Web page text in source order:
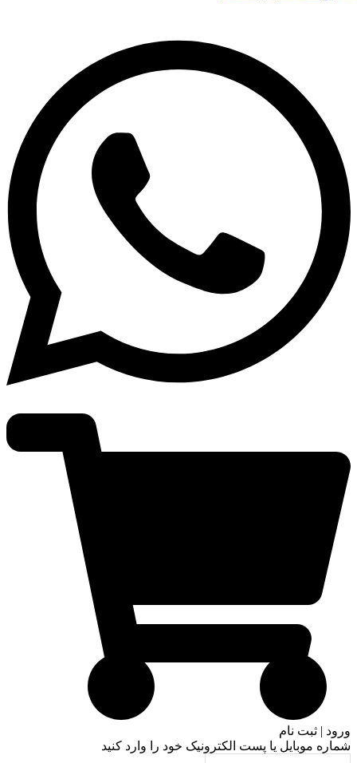
ورود | ثبت نام
شماره موبایل یا پست الکترونیک خود را وارد کنید